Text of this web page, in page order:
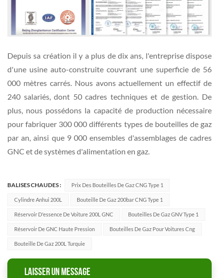
Depuis sa création il y a plus de dix ans, l'entreprise dispose
d'une usine auto-construite couvrant une superficie de 56
000 mètres carrés. Nous avons actuellement un effectif de
240 salariés, dont 50 cadres techniques et de gestion. De
plus, nous possédons la capacité de production nécessaire
pour fabriquer 300 000 différents types de bouteilles de gaz
par an, ainsi que 9 000 ensembles d'assemblages de cadres
GNC et de systèmes d'alimentation en gaz.
BALISES CHAUDES : Prix Des Bouteilles De Gaz CNG Type 1
Cylindre Anhui 200L Bouteille De Gaz 200bar CNG Type 1
Réservoir D'essence De Voiture 200L GNC Bouteilles De Gaz GNV Type 1
Réservoir De GNC Haute Pression Bouteilles De Gaz Pour Voitures Cng
Bouteille De Gaz 200L Turquie
LAISSER UN MESSAGE